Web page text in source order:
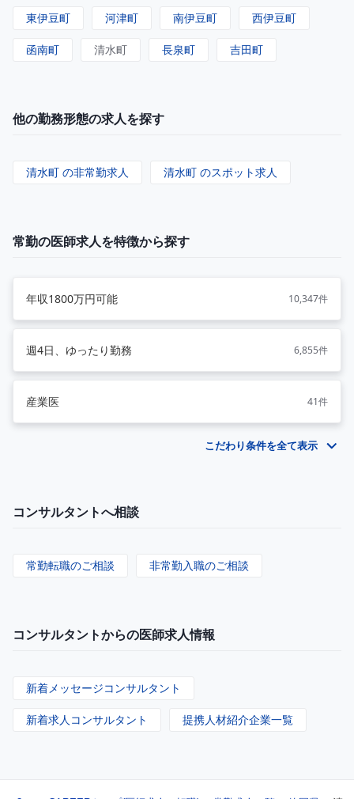
東伊豆町 河津町 南伊豆町 西伊豆町
函南町 清水町 長泉町 吉田町
他の勤務形態の求人を探す
清水町 の非常勤求人 清水町 のスポット求人
常勤の医師求人を特徴から探す
年収1800万円可能 10,347件
週4日、ゆったり勤務 6,855件
産業医 41件
こだわり条件を全て表示
コンサルタントへ相談
常勤転職のご相談 非常勤入職のご相談
コンサルタントからの医師求人情報
新着メッセージコンサルタント
新着求人コンサルタント 提携人材紹介企業一覧